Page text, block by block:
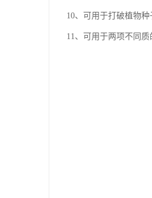
10、可用于打破植物
11、可用于两项不同质